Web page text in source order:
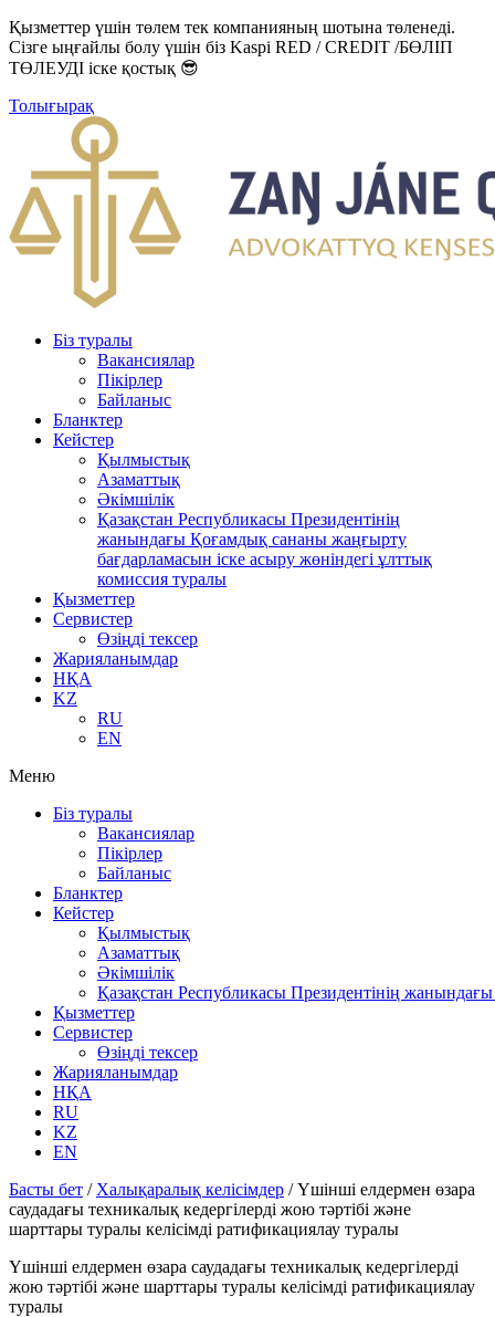
Қызметтер үшін төлем тек компанияның шотына төленеді.
Сізге ыңғайлы болу үшін біз Kaspi RED / CREDIT /БӨЛІП
ТӨЛЕУДІ іске қостық 😎
Толығырақ
Біз туралы
Вакансиялар
Пікірлер
Байланыс
Бланктер
Кейстер
Қылмыстық
Азаматтық
Әкімшілік
Қазақстан Республикасы Президентінің
жанындағы Қоғамдық сананы жаңғырту
бағдарламасын іске асыру жөніндегі ұлттық
комиссия туралы
Қызметтер
Сервистер
Өзіңді тексер
Жарияланымдар
НҚА
KZ
RU
EN
Меню
Біз туралы
Вакансиялар
Пікірлер
Байланыс
Бланктер
Кейстер
Қылмыстық
Азаматтық
Әкімшілік
Қазақстан Республикасы Президентінің
Қызметтер
Сервистер
Өзіңді тексер
Жарияланымдар
НҚА
RU
KZ
EN
Басты бет / Халықаралық келісімдер /Үшінші елдермен өзара
саудадағы техникалық кедергілерді жою тәртібі және
шарттары туралы келісімді ратификациялау туралы
Үшінші елдермен өзара саудадағы техникалық кедергілерді
жою тәртібі және шарттары туралы келісімді ратификациялау
туралы